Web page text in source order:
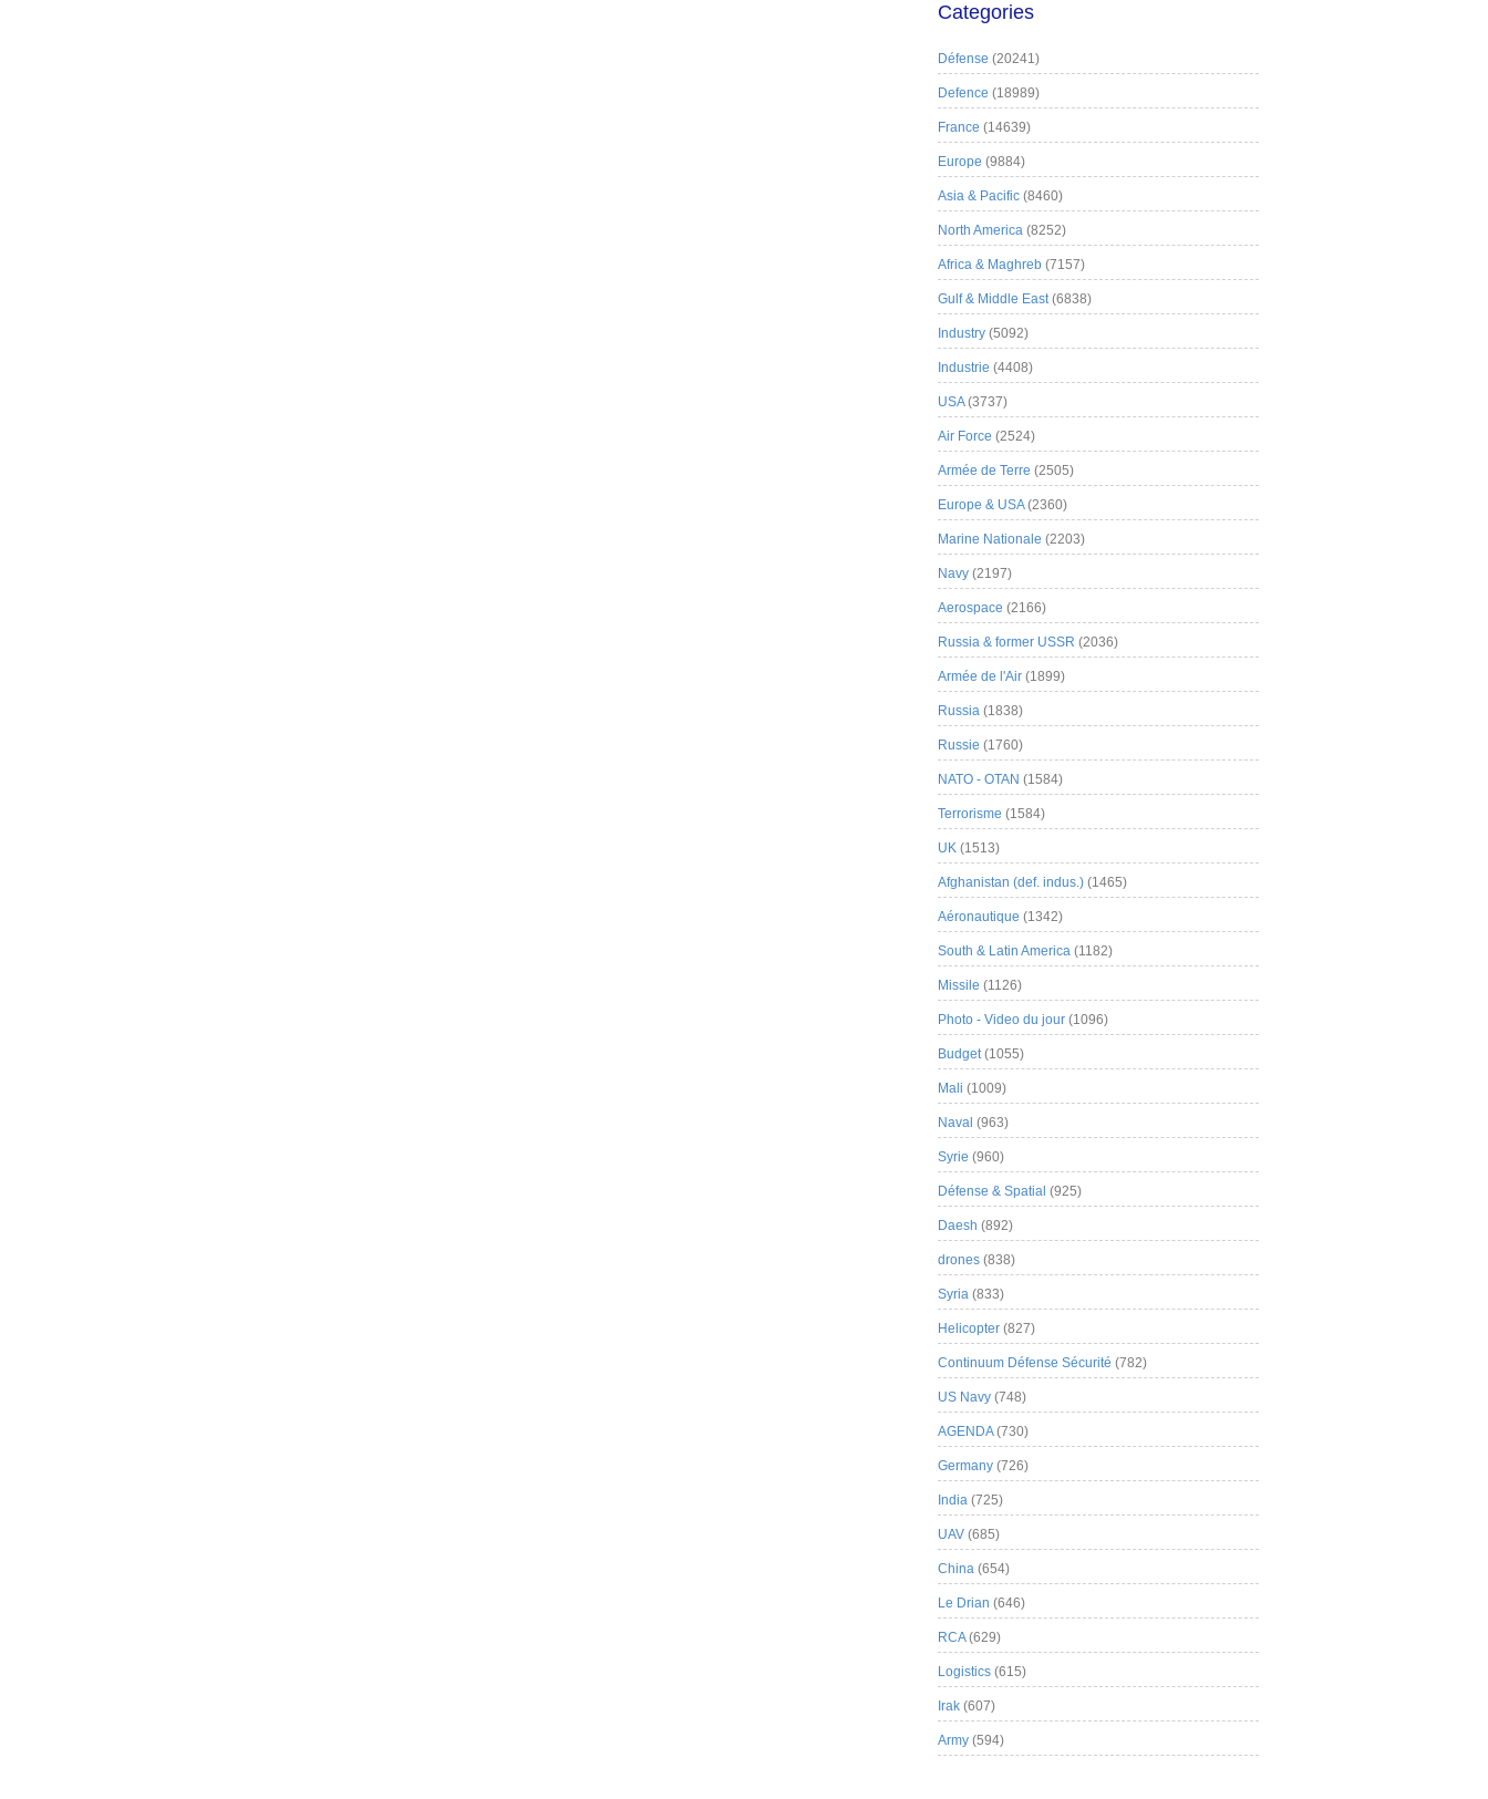
Categories
Défense (20241)
Defence (18989)
France (14639)
Europe (9884)
Asia & Pacific (8460)
North America (8252)
Africa & Maghreb (7157)
Gulf & Middle East(6838)
Industry (5092)
Industrie (4408)
USA(3737)
Air Force (2524)
Armée de Terre (2505)
Europe & USA(2360)
Marine Nationale (2203)
Navy (2197)
Aerospace (2166)
Russia & former USSR (2036)
Armée de l'Air (1899)
Russia (1838)
Russie (1760)
NATO - OTAN (1584)
Terrorisme (1584)
UK (1513)
Afghanistan (def. indus.) (1465)
Aéronautique (1342)
South & Latin America (1182)
Missile (1126)
Photo - Video du jour (1096)
Budget(1055)
Mali (1009)
Naval (963)
Syrie (960)
Défense & Spatial (925)
Daesh (892)
drones (838)
Syria (833)
Helicopter (827)
Continuum Défense Sécurité (782)
US Navy (748)
AGENDA(730)
Germany (726)
India (725)
UAV (685)
China (654)
Le Drian (646)
RCA(629)
Logistics (615)
Irak (607)
Army (594)